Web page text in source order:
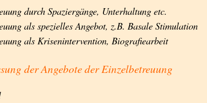
durch Spaziergänge, Unterhaltung etc.
als spezielles Angebot, z.B. Basale Stimulation
als Krisenintervention, Biografiearbeit
der Angebote der Einzelbetreuung